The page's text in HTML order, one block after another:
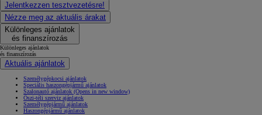
Jelentkezzen tesztvezetésre!
Nézze meg az aktuális árakat
Különleges ajánlatok
és finanszírozás
Különleges ajánlatok
és finanszírozás
Aktuális ajánlatok
Személygépkocsi ajánlatok
Speciális haszongépjármű ajánlatok
Szalonautó ajánlatok (Opens in new window)
Őszi-téli szerviz ajánlatok
Személygépjármű ajánlatok
Haszongépjármű ajánlatok